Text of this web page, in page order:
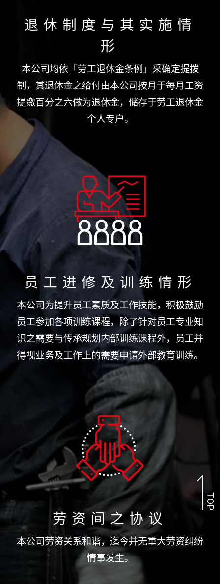
退休制度与其实施情
形
本公司均依「劳工退休金条例」采确定提拨
制，其退休金之给付由本公司按月于每月工资
提缴百分之六做为退休金，储存于劳工退休金
个人专户。
员工进修及训练情形
本公司为提升员工素质及工作技能，积极鼓励
员工参加各项训练课程，除了针对员工专业知
识之需要与传承规划内部训练课程外，员工并
得视业务及工作上的需要申请外部教育训练。
劳资间之协议
本公司劳资关系和谐，迄今并无重大劳资纠纷
情事发生。
TOP